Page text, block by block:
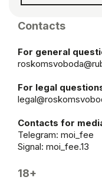
Contacts
For general
For legal
Contacts for
Telegram: moi_fee
Signal: moi_fee.13
18+